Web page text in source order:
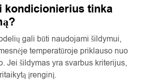
kondicionierius tinka
gali būti naudojami šildymui,
temperatūroje priklauso nuo
Jei šildymas yra svarbus kriterijus,
įrenginį.